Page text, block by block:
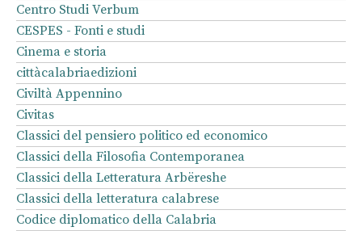
Centro Studi Verbum
CESPES - Fonti e studi
Cinema e storia
cittàcalabriaedizioni
Civiltà Appennino
Civitas
Classici del pensiero politico ed economico
Classici della Filosofia Contemporanea
Classici della Letteratura Arbëreshe
Classici della letteratura calabrese
Codice diplomatico della Calabria